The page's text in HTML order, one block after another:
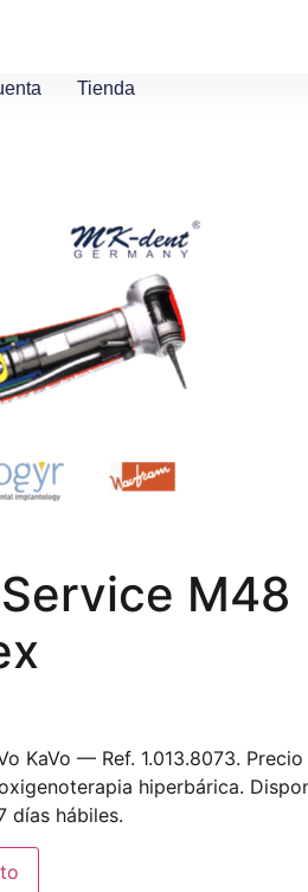
Tienda
M48
KaVo — Ref. 1.013.8073.
hiperbárica.
días hábiles.